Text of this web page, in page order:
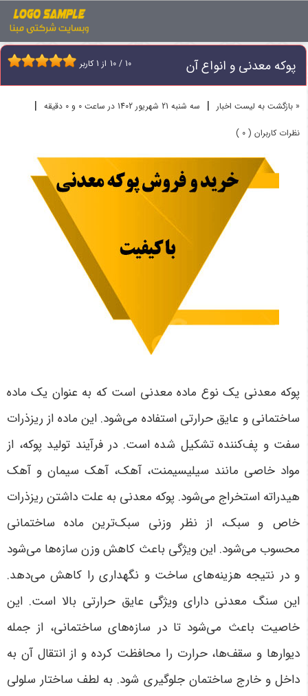
پوکه معدنی و انواع آن 10 / 10 از 1 کاربر
« بازگشت به لیست اخبار | سه شنبه 21 شهريور 1402 در ساعت 0 و 0 دقیقه |
نظرات کاربران ( 0 )
پوکه معدنی یک نوع ماده معدنی است که به عنوان یک ماده
ساختمانی و عایق حرارتی استفاده می‌شود. این ماده از ریزذرات
سفت و پف‌کننده تشکیل شده است. در فرآیند تولید پوکه، از
مواد خاصی مانند سیلیسیمنت، آهک، آهک سیمان و آهک
هیدراته استخراج می‌شود. پوکه معدنی به علت داشتن ریزذرات
خاص و سبک، از نظر وزنی سبک‌ترین ماده ساختمانی
محسوب می‌شود. این ویژگی باعث کاهش وزن سازه‌ها می‌شود
و در نتیجه هزینه‌های ساخت و نگهداری را کاهش می‌دهد.
این سنگ معدنی دارای ویژگی عایق حرارتی بالا است. این
خاصیت باعث می‌شود تا در سازه‌های ساختمانی، از جمله
دیوارها و سقف‌ها، حرارت را محافظت کرده و از انتقال آن به
داخل و خارج ساختمان جلوگیری شود. به لطف ساختار سلولی